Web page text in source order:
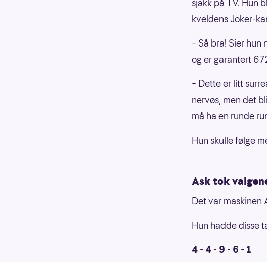
sjakk på TV. Hun
kveldens Joker-
– Så bra! Sier
og er garantert
– Dette er litt
nervøs, men det
må ha en runde
Hun skulle følge
Ask tok
Det var maskinen
Hun hadde disse
4 - 4 - 9 - 6 - 1